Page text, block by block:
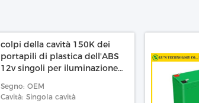
colpi della cavità 150K dei
portapili di plastica dell'ABS
12v singoli per iluminazione
Segno: OEM
Cavità: Singola cavità